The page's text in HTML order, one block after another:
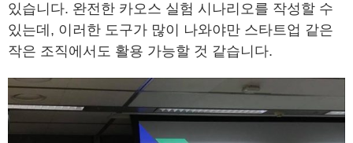
있습니다. 완전한 카오스 실험 시나리오를 작성할 수
있는데, 이러한 도구가 많이 나와야만 스타트업 같은
작은 조직에서도 활용 가능할 것 같습니다.